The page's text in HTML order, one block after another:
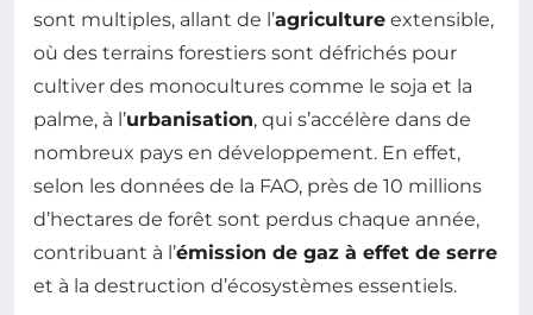
sont multiples, allant de l’agriculture extensible,
où des terrains forestiers sont défrichés pour
cultiver des monocultures comme le soja et la
palme, à l’urbanisation, qui s’accélère dans de
nombreux pays en développement. En effet,
selon les données de la FAO, près de 10 millions
d’hectares de forêt sont perdus chaque année,
contribuant à l’émission de gaz à effet de serre
et à la destruction d’écosystèmes essentiels.